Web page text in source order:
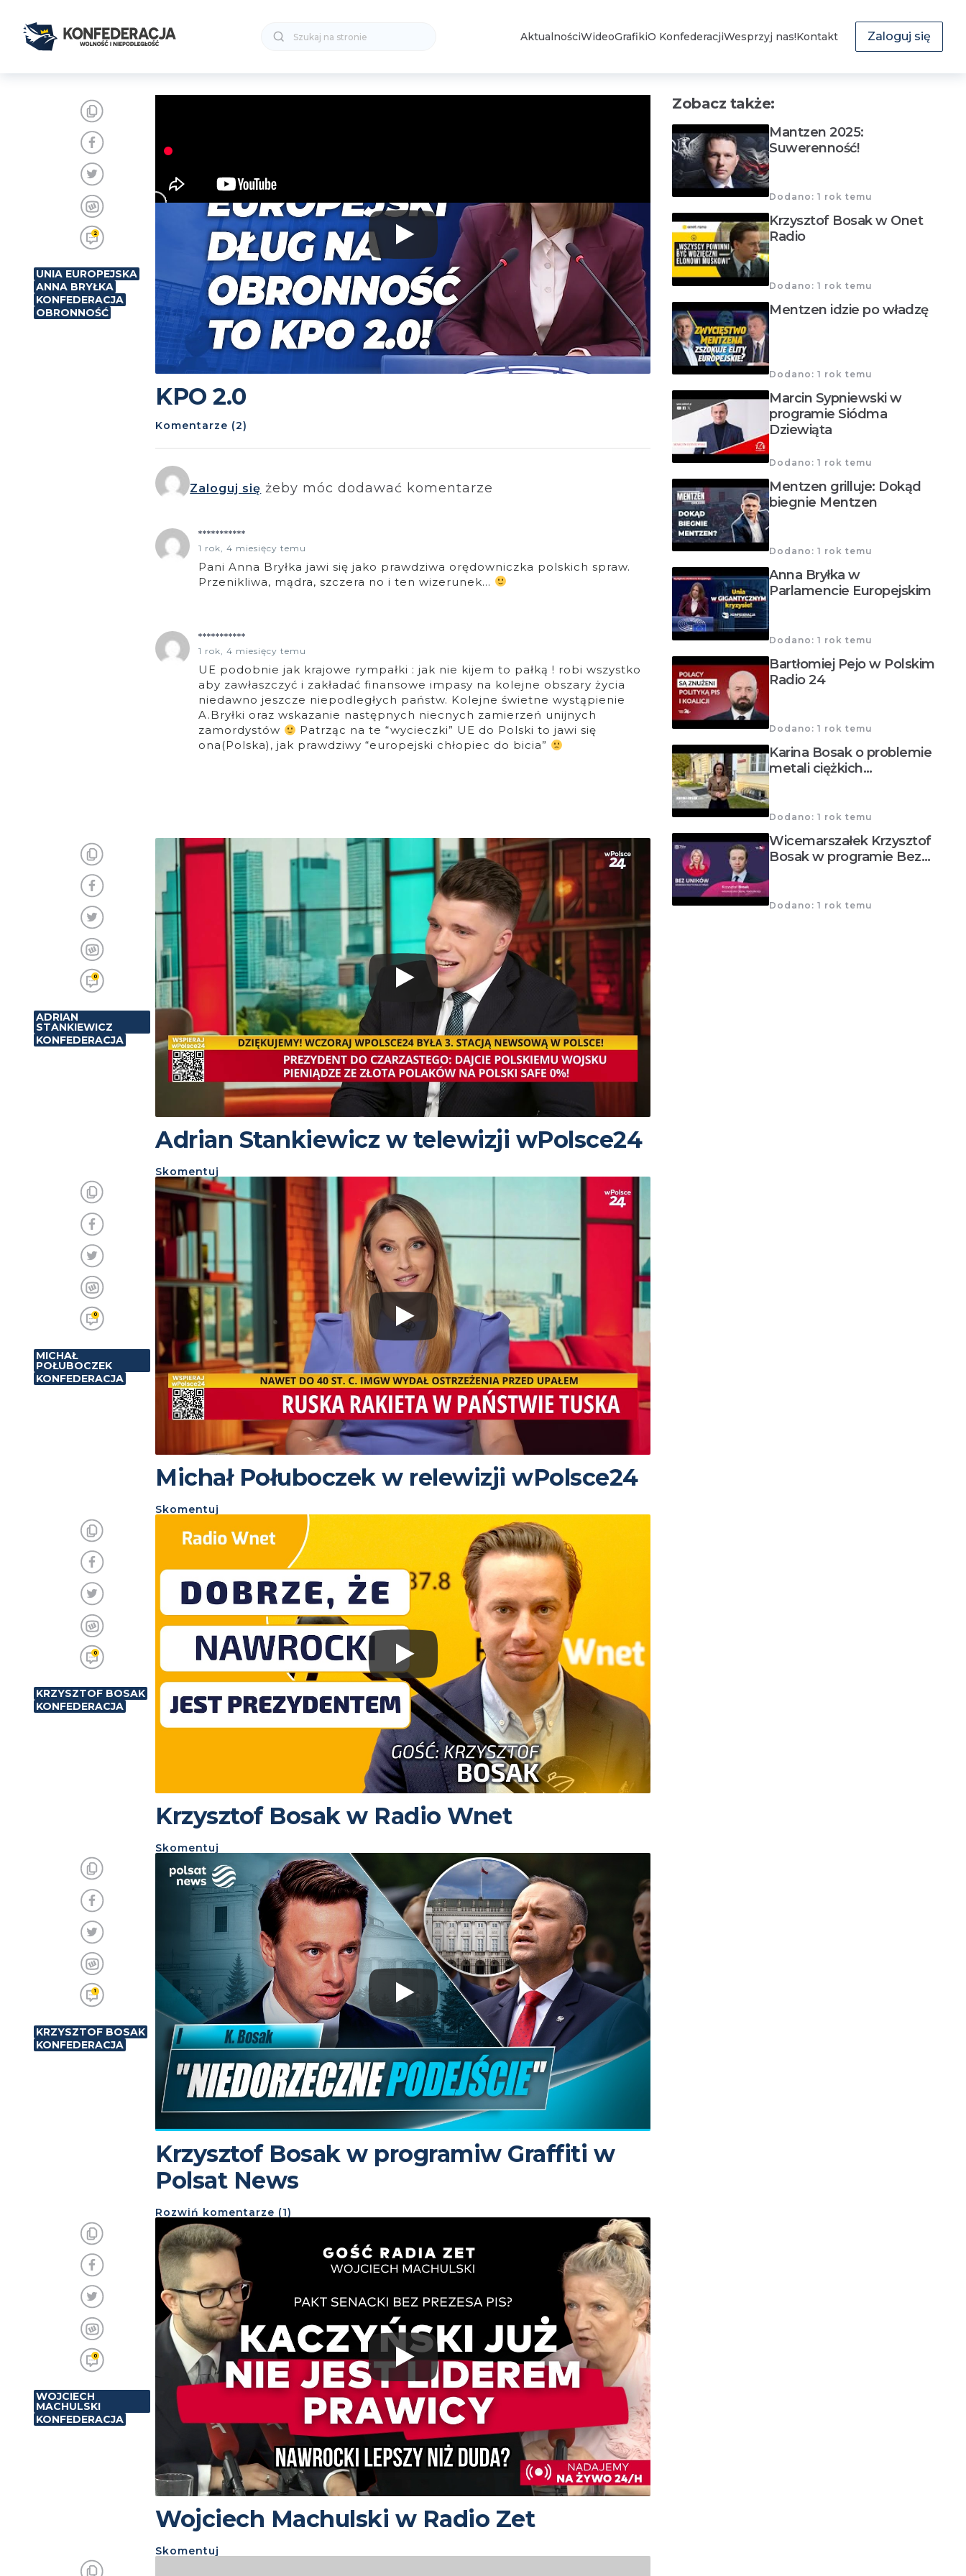
for:
AktualnościWideoGrafikiO KonfederacjiWesprzyj nas!Kontakt Zaloguj się
KPO 2.0
Komentarze (2)
Zaloguj się żeby móc dodawać komentarze
***********
1 rok, 4 miesięcy temu
Pani Anna Bryłka jawi się jako prawdziwa orędowniczka polskich spraw.
Przenikliwa, mądra, szczera no i ten wizerunek…
***********
1 rok, 4 miesięcy temu
UE podobnie jak krajowe rympałki : jak nie kijem to pałką ! robi wszystko
aby zawłaszczyć i zakładać finansowe impasy na kolejne obszary życia
niedawno jeszcze niepodległych państw. Kolejne świetne wystąpienie
A.Bryłki oraz wskazanie następnych niecnych zamierzeń unijnych
zamordystów
Patrząc na te “wycieczki” UE do Polski to jawi się
ona(Polska), jak prawdziwy “europejski chłopiec do bicia”
2
UNIA EUROPEJSKA
ANNA BRYŁKA
KONFEDERACJA
OBRONNOŚĆ
Adrian Stankiewicz w telewizji wPolsce24
Skomentuj
0
ADRIAN
STANKIEWICZ
KONFEDERACJA
Michał Połuboczek w relewizji wPolsce24
Skomentuj
0
MICHAŁ
POŁUBOCZEK
KONFEDERACJA
Krzysztof Bosak w Radio Wnet
Skomentuj
0
KRZYSZTOF BOSAK
KONFEDERACJA
Krzysztof Bosak w programiw Graffiti w
Polsat News
Rozwiń komentarze (1)
1
KRZYSZTOF BOSAK
KONFEDERACJA
Wojciech Machulski w Radio Zet
Skomentuj
0
WOJCIECH
MACHULSKI
KONFEDERACJA
Zobacz także:
Mantzen 2025:
Suwerenność!
Dodano: 1 rok temu
Krzysztof Bosak w Onet
Radio
Dodano: 1 rok temu
Mentzen idzie po władzę
Dodano: 1 rok temu
Marcin Sypniewski w
programie Siódma
Dziewiąta
Dodano: 1 rok temu
Mentzen grilluje: Dokąd
biegnie Mentzen
Dodano: 1 rok temu
Anna Bryłka w
Parlamencie Europejskim
Dodano: 1 rok temu
Bartłomiej Pejo w Polskim
Radio 24
Dodano: 1 rok temu
Karina Bosak o problemie
metali ciężkich…
Dodano: 1 rok temu
Wicemarszałek Krzysztof
Bosak w programie Bez…
Dodano: 1 rok temu